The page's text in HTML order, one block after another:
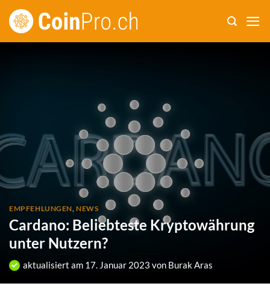
Zum
Inhalt
EMPFEHLUNGEN,NEWS
Cardano: Beliebteste Kryptowährung
unter Nutzern?
aktualisiert am 17. Januar 2023 von Burak Aras